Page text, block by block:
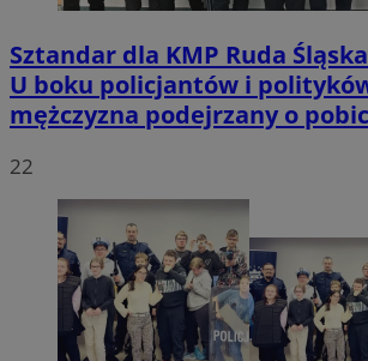
Sztandar dla KMP Ruda
U boku policjantów i
mężczyzna podejrzany o
22